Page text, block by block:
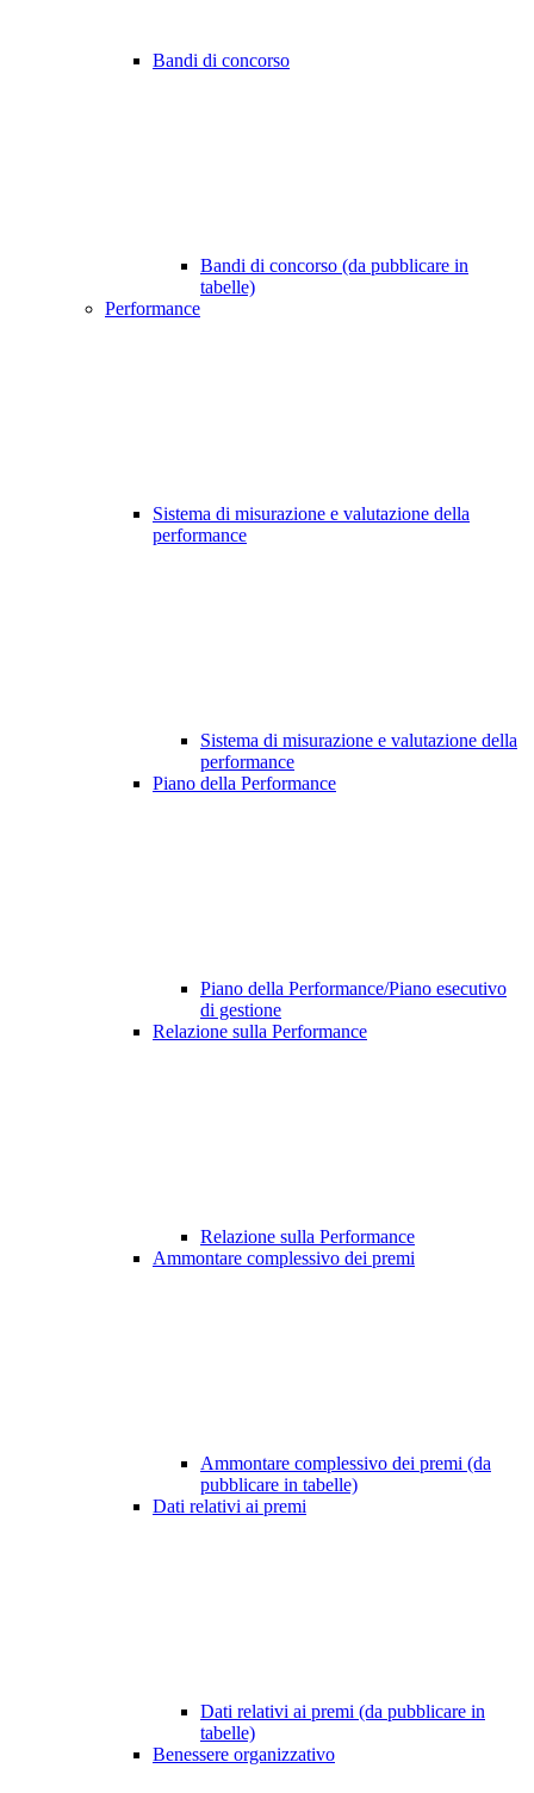
Bandi di concorso
Bandi di concorso (da pubblicare in
tabelle)
Performance
Sistema di misurazione e valutazione della
performance
Sistema di misurazione e valutazione della
performance
Piano della Performance
Piano della Performance/Piano esecutivo
di gestione
Relazione sulla Performance
Relazione sulla Performance
Ammontare complessivo dei premi
Ammontare complessivo dei premi (da
pubblicare in tabelle)
Dati relativi ai premi
Dati relativi ai premi (da pubblicare in
tabelle)
Benessere organizzativo